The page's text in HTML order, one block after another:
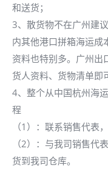
和送货；
3、散货物不在广州建
内其他港口拼箱海运成
资料也特别多。广州出
货人资料、货物清单即
4、整个从中国杭州海
程
（1）：联系销售代表
（2）：与我司销售代
货到我司仓库。